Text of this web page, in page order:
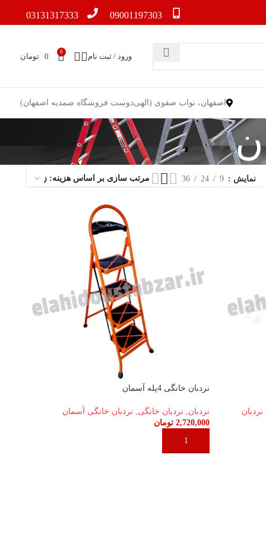
09001197303
03131317333
ورود / ثبت نام
0
0 تومان
اصفهان، نواب صفوی (الهی‌دوست فروشگاه صمدیه اصفهان)
نمایش 9
24
36
نردبان
نردبان خانگی 4پله آسمان
نردبان, نردبان خانگی, نردبان خانگی آسمان
2,720,000 تومان
افزودن به سبد خرید